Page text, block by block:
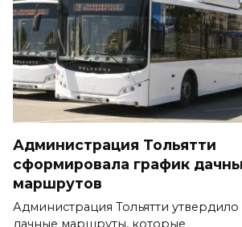
Администрация Тольятти
сформировала график
маршрутов
Администрация Тольятти утвердило
дачные маршруты, которые